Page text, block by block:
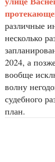
различные
несколько
2024, а
вообще
волну
судебного
план.